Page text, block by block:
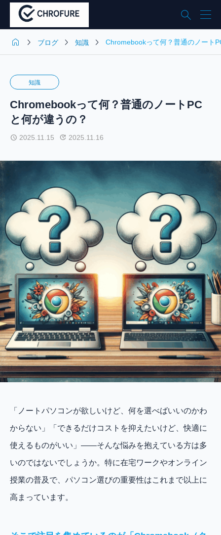

  ブログ  知識  Chromebookって何？普通のノート
知識
Chromebookって何？普通のノートPC
と何が違うの？
2025.11.15 2025.11.16
「ノートパソコンが欲しいけど、何を選べばいいのかわ
からない」「できるだけコストを抑えたいけど、快適に
使えるものがいい」——そんな悩みを抱えている方は多
いのではないでしょうか。特に在宅ワークやオンライン
授業の普及で、パソコン選びの重要性はこれまで以上に
高まっています。